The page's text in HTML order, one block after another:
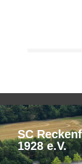
SC
1928 e.V.